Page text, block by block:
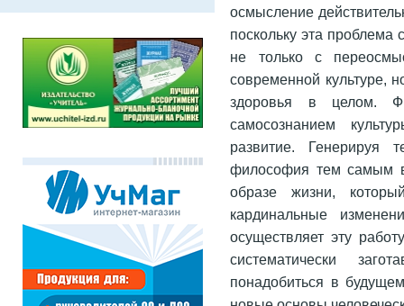
осмысление
поскольку эта проблема
не только с
современной культуре,
здоровья в целом.
самосознанием
развитие. Генерируя
философия тем самым
образе жизни,
кардинальные
осуществляет эту
систематически
понадобиться в